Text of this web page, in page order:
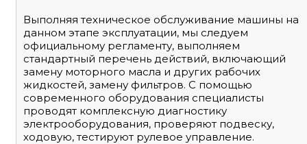
Выполняя техническое обслуживание машины на
данном этапе эксплуатации, мы следуем
официальному регламенту, выполняем
стандартный перечень действий, включающий
замену моторного масла и других рабочих
жидкостей, замену фильтров. С помощью
современного оборудования специалисты
проводят комплексную диагностику
электрооборудования, проверяют подвеску,
ходовую, тестируют рулевое управление.